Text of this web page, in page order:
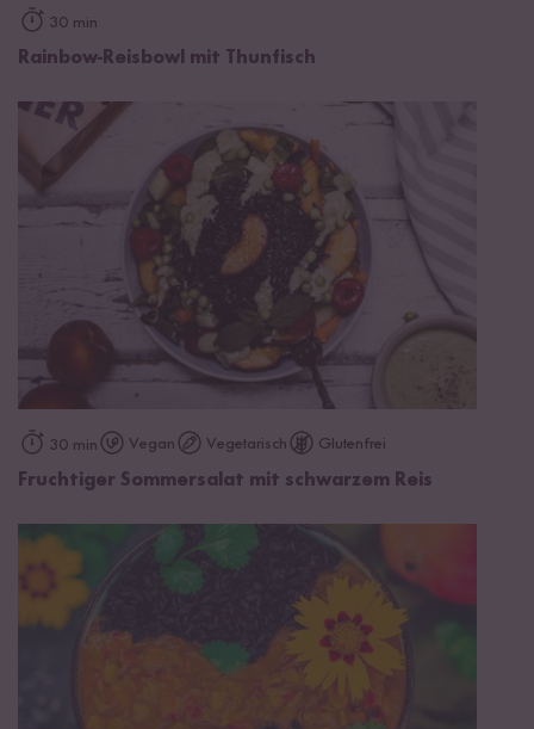
30 min
Rainbow-Reisbowl mit Thunfisch
30 min Vegan Vegetarisch Glutenfrei
Fruchtiger Sommersalat mit schwarzem Reis